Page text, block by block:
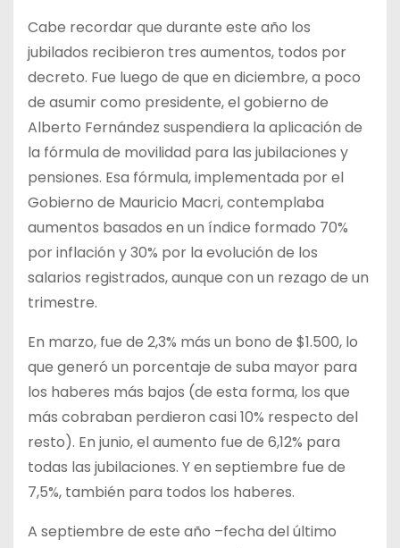
Cabe recordar que durante este año los
jubilados recibieron tres aumentos, todos por
decreto. Fue luego de que en diciembre, a poco
de asumir como presidente, el gobierno de
Alberto Fernández suspendiera la aplicación de
la fórmula de movilidad para las jubilaciones y
pensiones. Esa fórmula, implementada por el
Gobierno de Mauricio Macri, contemplaba
aumentos basados en un índice formado 70%
por inflación y 30% por la evolución de los
salarios registrados, aunque con un rezago de un
trimestre.
En marzo, fue de 2,3% más un bono de $1.500, lo
que generó un porcentaje de suba mayor para
los haberes más bajos (de esta forma, los que
más cobraban perdieron casi 10% respecto del
resto). En junio, el aumento fue de 6,12% para
todas las jubilaciones. Y en septiembre fue de
7,5%, también para todos los haberes.
A septiembre de este año –fecha del último